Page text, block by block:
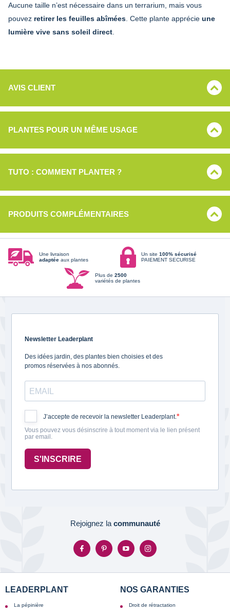
Aucune taille n’est nécessaire dans un terrarium, mais vous
pouvez retirer les feuilles abîmées . Cette plante apprécie une
lumière vive sans soleil direct
AVIS CLIENT
PLANTES POUR UN MÊME USAGE
TUTO : COMMENT PLANTER ?
PRODUITS COMPLÉMENTAIRES
Une livraison
adaptée aux plantes
Un site 100% sécurisé
PAIEMENT SECURISE
Plus de 2500
variétés de plantes
Newsletter Leaderplant
Des idées jardin, des plantes bien choisies et des
promos réservées à nos abonnés.
J’accepte de recevoir la newsletter Leaderplant.
Vous pouvez vous désinscrire à tout moment via le lien présent
par email.
S'INSCRIRE
Rejoignez la communauté
LEADERPLANT
La pépinière
NOS GARANTIES
Droit de rétractation